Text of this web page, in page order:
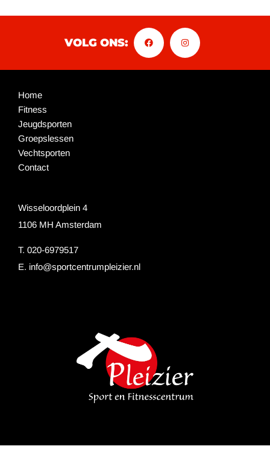
VOLG ONS:
Home
Fitness
Jeugdsporten
Groepslessen
Vechtsporten
Contact
Wisseloordplein 4
1106 MH Amsterdam
T. 020-6979517
E. info@sportcentrumpleizier.nl